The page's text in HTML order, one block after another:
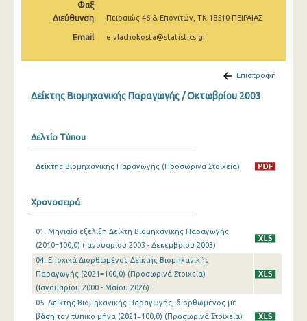
Φεβρουαρίου 2025
Νοεμβρίου 2024
Αυγούστου 2024
Ιουλίου 2024
Μαΐου 2024
Απριλίου 2024
Μαρτίου 2024
Φαξ
Διεύθυνση
Πειραιώς 46 & Επονιτών, ΤΚ 18510 ΠΕΙΡΑΙΑΣ
Email e.vlachokosta@statistics.gr
Επιστροφή
Δείκτης Βιομηχανικής Παραγωγής / Οκτωβρίου 2003
Δελτίο Τύπου
Δείκτης Βιομηχανικής Παραγωγής (Προσωρινά Στοιχεία)
Χρονοσειρά
01. Μηνιαία εξέλιξη Δείκτη Βιομηχανικής Παραγωγής
(2010=100,0) (Ιανουαρίου 2003 - Δεκεμβρίου 2003)
04. Εποχικά Διορθωμένος Δείκτης Βιομηχανικής
Παραγωγής (2021=100,0) (Προσωρινά Στοιχεία)
(Ιανουαρίου 2000 - Μαΐου 2026)
05. Δείκτης Βιομηχανικής Παραγωγής, διορθωμένος με
βάση τον τυπικό μήνα (2021=100,0) (Προσωρινά Στοιχεία)